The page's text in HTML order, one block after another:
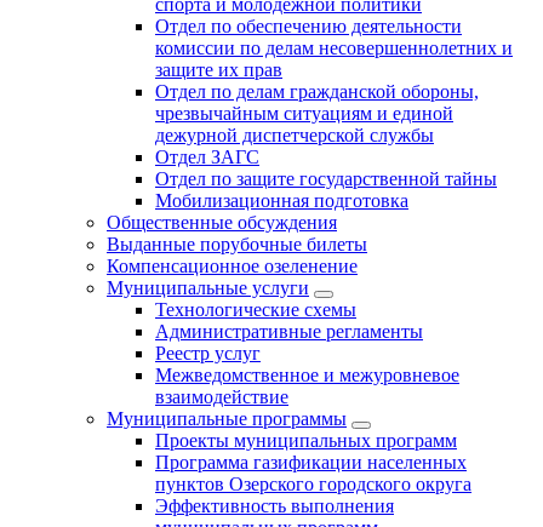
спорта и молодежной политики
Отдел по обеспечению деятельности
комиссии по делам несовершеннолетних и
защите их прав
Отдел по делам гражданской обороны,
чрезвычайным ситуациям и единой
дежурной диспетчерской службы
Отдел ЗАГС
Отдел по защите государственной тайны
Мобилизационная подготовка
Общественные обсуждения
Выданные порубочные билеты
Компенсационное озеленение
Муниципальные услуги
Технологические схемы
Административные регламенты
Реестр услуг
Межведомственное и межуровневое
взаимодействие
Муниципальные программы
Проекты муниципальных программ
Программа газификации населенных
пунктов Озерского городского округа
Эффективность выполнения